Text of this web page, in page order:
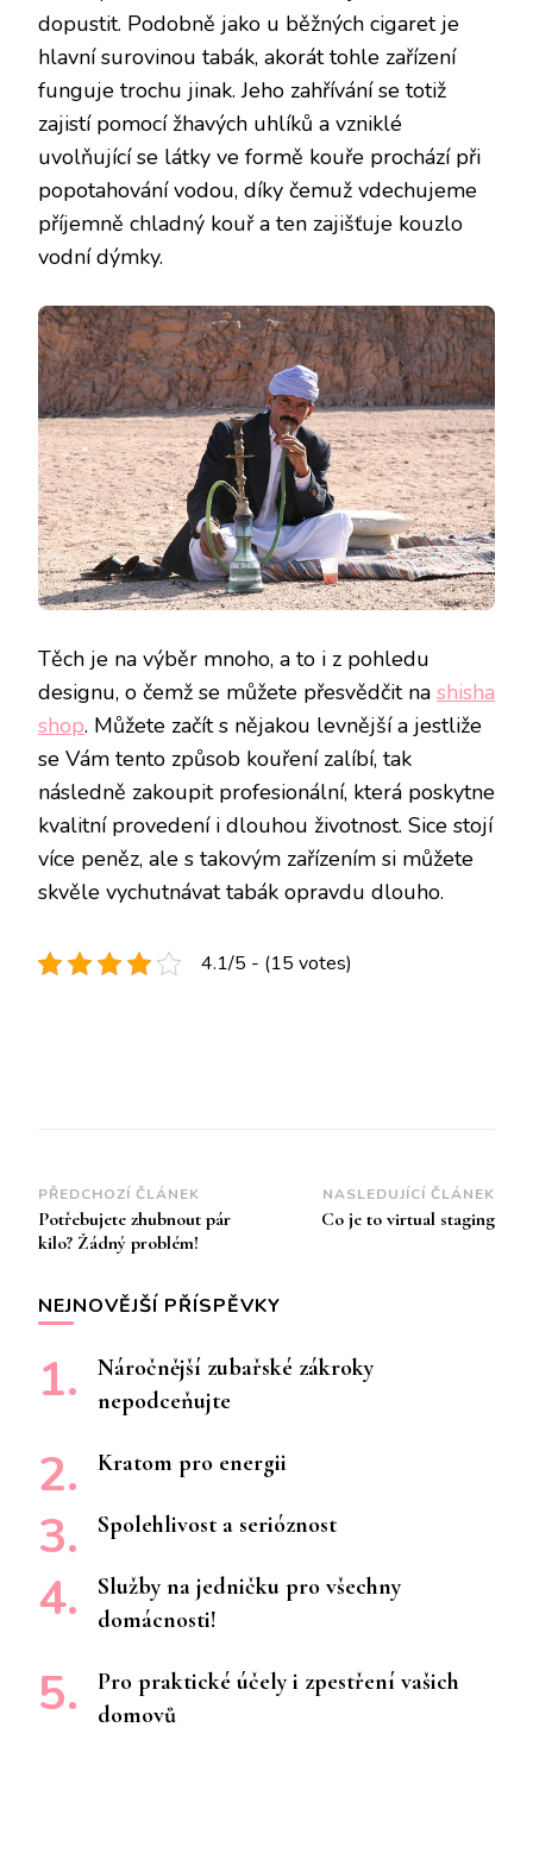
dopustit. Podobně jako u běžných cigaret je
hlavní surovinou tabák, akorát tohle zařízení
funguje trochu jinak. Jeho zahřívání se totiž
zajistí pomocí žhavých uhlíků a vzniklé
uvolňující se látky ve formě kouře prochází při
popotahování vodou, díky čemuž vdechujeme
příjemně chladný kouř a ten zajišťuje kouzlo
vodní dýmky.
Těch je na výběr mnoho, a to i z pohledu
designu, o čemž se můžete přesvědčit na shisha
shop. Můžete začít s nějakou levnější a jestliže
se Vám tento způsob kouření zalíbí, tak
následně zakoupit profesionální, která poskytne
kvalitní provedení i dlouhou životnost. Sice stojí
více peněz, ale s takovým zařízením si můžete
skvěle vychutnávat tabák opravdu dlouho.
4.1/5 - (15 votes)
Navigace
příspěvku
PŘEDCHOZÍ ČLÁNEK
Potřebujete zhubnout pár
kilo? Žádný problém!
NASLEDUJÍCÍ ČLÁNEK
Co je to virtual staging
NEJNOVĚJŠÍ PŘÍSPĚVKY
Náročnější zubařské zákroky
nepodceňujte
Kratom pro energii
Spolehlivost a serióznost
Služby na jedničku pro všechny
domácnosti!
Pro praktické účely i zpestření vašich
domovů